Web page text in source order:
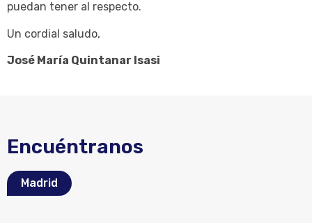
puedan tener al respecto.
Un cordial saludo,
José María Quintanar Isasi
Encuéntranos
Madrid